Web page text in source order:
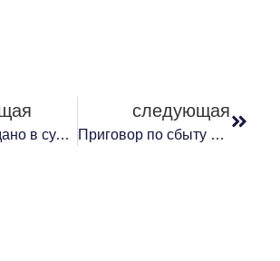
Дело передано в суд кассационной инстанции
следующая
Приговор по сбыту наркотических средств изменен